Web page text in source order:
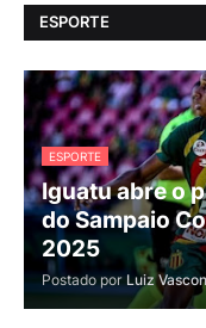
ESPORTE
ESPORTE
Iguatu abre o
do Sampaio
2025
Postado por Luiz